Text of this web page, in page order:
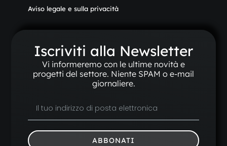
Aviso legale e sulla privacità
Iscriviti alla Newsletter
Vi informeremo con le ultime novità e
progetti del settore. Niente SPAM o e-mail
giornaliere.
ABBONATI